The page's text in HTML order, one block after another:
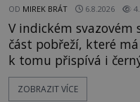
OD MIREK BRÁT 6.8.2026
V indickém
část pobřeží, které
k tomu přispívá i
pláž takové netypické
pravdivé historky, že
ZOBRAZIT VÍCE